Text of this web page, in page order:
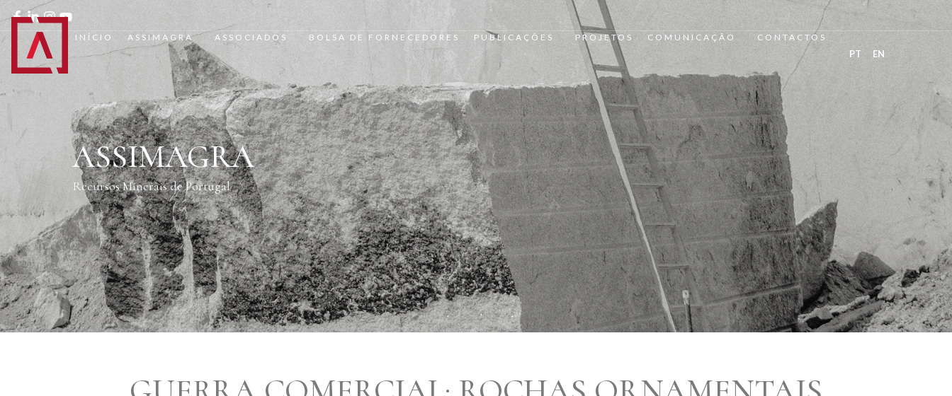
INÍCIO ASSIMAGRA ASSOCIADOS BOLSA DE FORNECEDORES PUBLICAÇÕES PROJETOS COMUNICAÇÃO CONTACTOS
PT EN
ASSIMAGRA
Recursos Minerais de Portugal